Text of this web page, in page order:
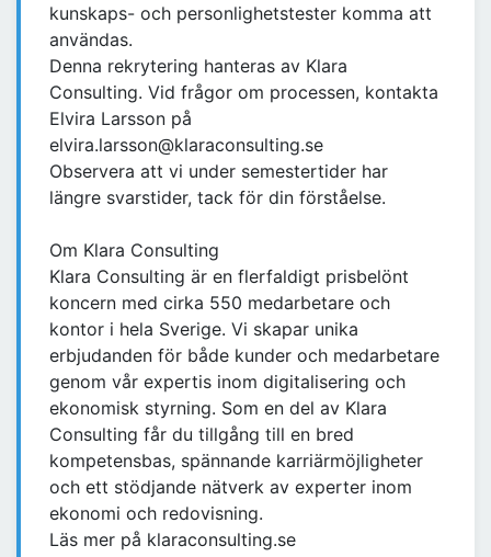
kunskaps- och personlighetstester komma att
användas.
Denna rekrytering hanteras av Klara
Consulting. Vid frågor om processen, kontakta
Elvira Larsson på
elvira.larsson@klaraconsulting.se
Observera att vi under semestertider har
längre svarstider, tack för din förståelse.
Om Klara Consulting
Klara Consulting är en flerfaldigt prisbelönt
koncern med cirka 550 medarbetare och
kontor i hela Sverige. Vi skapar unika
erbjudanden för både kunder och medarbetare
genom vår expertis inom digitalisering och
ekonomisk styrning. Som en del av Klara
Consulting får du tillgång till en bred
kompetensbas, spännande karriärmöjligheter
och ett stödjande nätverk av experter inom
ekonomi och redovisning.
Läs mer på klaraconsulting.se